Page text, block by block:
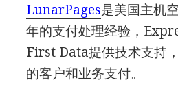
LunarPages是美国主机
年的支付处理经验，
First Data提供技术支持
的客户和业务支付。